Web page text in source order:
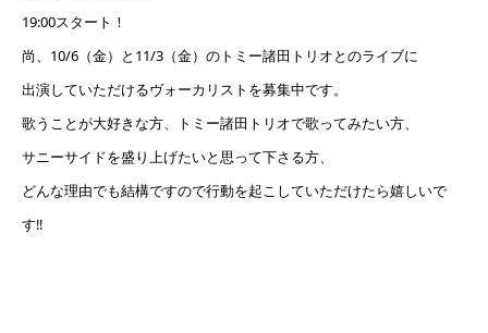
19:00スタート！
尚、10/6（金）と11/3（金）のトミー諸田トリオとのライブに
出演していただけるヴォーカリストを募集中です。
歌うことが大好きな方、トミー諸田トリオで歌ってみたい方、
サニーサイドを盛り上げたいと思って下さる方、
どんな理由でも結構ですので行動を起こしていただけたら嬉しいで
す‼